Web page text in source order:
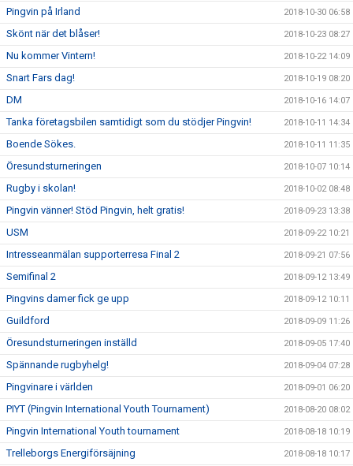
Pingvin på Irland 2018-10-30 06:58
Skönt när det blåser! 2018-10-23 08:27
Nu kommer Vintern! 2018-10-22 14:09
Snart Fars dag! 2018-10-19 08:20
DM 2018-10-16 14:07
Tanka företagsbilen samtidigt som du stödjer Pingvin! 2018-10-11 14:34
Boende Sökes. 2018-10-11 11:35
Öresundsturneringen 2018-10-07 10:14
Rugby i skolan! 2018-10-02 08:48
Pingvin vänner! Stöd Pingvin, helt gratis! 2018-09-23 13:38
USM 2018-09-22 10:21
Intresseanmälan supporterresa Final 2 2018-09-21 07:56
Semifinal 2 2018-09-12 13:49
Pingvins damer fick ge upp 2018-09-12 10:11
Guildford 2018-09-09 11:26
Öresundsturneringen inställd 2018-09-05 17:40
Spännande rugbyhelg! 2018-09-04 07:28
Pingvinare i världen 2018-09-01 06:20
PIYT (Pingvin International Youth Tournament) 2018-08-20 08:02
Pingvin International Youth tournament 2018-08-18 10:19
Trelleborgs Energiförsäjning 2018-08-18 10:17